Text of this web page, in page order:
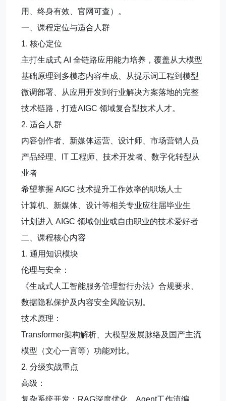
用、终身有效、官网可查）。
一、课程定位与适合人群
1. 核心定位
主打生成式 AI 全链路应用能力培养，覆盖从大模型
基础原理到多模态内容生成、从提示词工程到模型
微调部署、从应用开发到行业解决方案落地的完整
技术链路，打造AIGC 领域复合型技术人才。
2. 适合人群
内容创作者、新媒体运营、设计师、市场营销人员
产品经理、IT 工程师、技术开发者、数字化转型从
业者
希望掌握 AIGC 技术提升工作效率的职场人士
计算机、新媒体、设计等相关专业应往届毕业生
计划进入 AIGC 领域创业或自由职业的技术爱好者
二、课程核心内容
1. 通用知识模块
伦理与安全：
《生成式人工智能服务管理暂行办法》合规要求、
数据隐私保护及内容安全风险识别。
技术原理：
Transformer架构解析、大模型发展脉络及国产主流
模型（文心一言等）功能对比。
2. 分级实战重点
高级：
复杂系统开发：RAG深度优化、Agent工作流编